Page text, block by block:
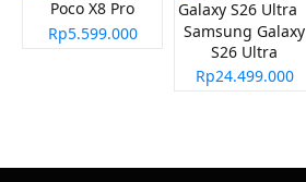
Poco X8 Pro
Rp5.599.000
Samsung Galaxy
S26 Ultra
Rp24.499.000